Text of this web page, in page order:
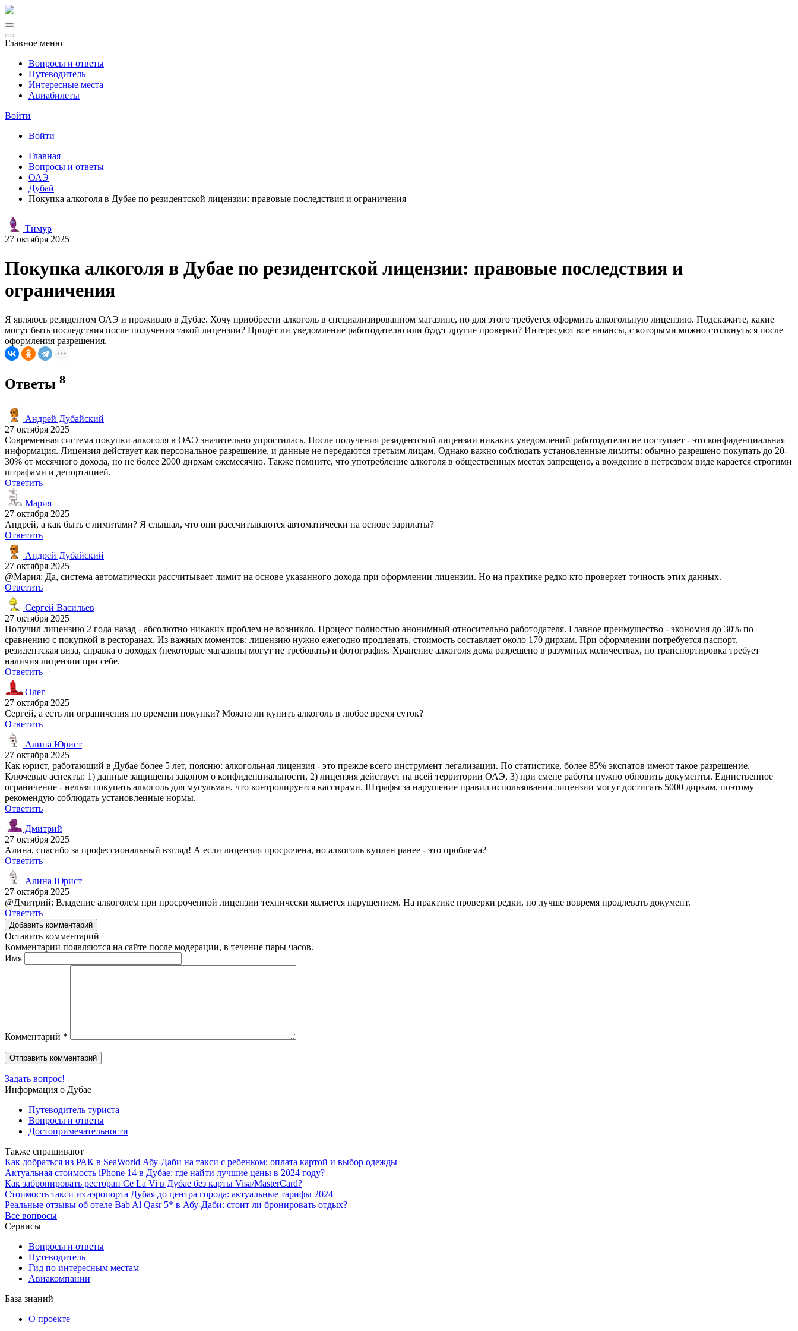
Главное меню
Вопросы и ответы
Путеводитель
Интересные места
Авиабилеты
Войти
Войти
Главная
Вопросы и ответы
ОАЭ
Дубай
Покупка алкоголя в Дубае по резидентской лицензии: правовые последствия и ограничения
Тимур
27 октября 2025
Покупка алкоголя в Дубае по резидентской лицензии: правовые последствия и
ограничения
Я являюсь резидентом ОАЭ и проживаю в Дубае. Хочу приобрести алкоголь в специализированном магазине, но для этого требуется оформить алкогольную лицензию. Подскажите, какие
могут быть последствия после получения такой лицензии? Придёт ли уведомление работодателю или будут другие проверки? Интересуют все нюансы, с которыми можно столкнуться после
оформления разрешения.
Ответы 8
Андрей Дубайский
27 октября 2025
Современная система покупки алкоголя в ОАЭ значительно упростилась. После получения резидентской лицензии никаких уведомлений работодателю не поступает - это конфиденциальная
информация. Лицензия действует как персональное разрешение, и данные не передаются третьим лицам. Однако важно соблюдать установленные лимиты: обычно разрешено покупать до 20-
30% от месячного дохода, но не более 2000 дирхам ежемесячно. Также помните, что употребление алкоголя в общественных местах запрещено, а вождение в нетрезвом виде карается строгими
штрафами и депортацией.
Ответить
Мария
27 октября 2025
Андрей, а как быть с лимитами? Я слышал, что они рассчитываются автоматически на основе зарплаты?
Ответить
Андрей Дубайский
27 октября 2025
@Мария: Да, система автоматически рассчитывает лимит на основе указанного дохода при оформлении лицензии. Но на практике редко кто проверяет точность этих данных.
Ответить
Сергей Васильев
27 октября 2025
Получил лицензию 2 года назад - абсолютно никаких проблем не возникло. Процесс полностью анонимный относительно работодателя. Главное преимущество - экономия до 30% по
сравнению с покупкой в ресторанах. Из важных моментов: лицензию нужно ежегодно продлевать, стоимость составляет около 170 дирхам. При оформлении потребуется паспорт,
резидентская виза, справка о доходах (некоторые магазины могут не требовать) и фотография. Хранение алкоголя дома разрешено в разумных количествах, но транспортировка требует
наличия лицензии при себе.
Ответить
Олег
27 октября 2025
Сергей, а есть ли ограничения по времени покупки? Можно ли купить алкоголь в любое время суток?
Ответить
Алина Юрист
27 октября 2025
Как юрист, работающий в Дубае более 5 лет, поясню: алкогольная лицензия - это прежде всего инструмент легализации. По статистике, более 85% экспатов имеют такое разрешение.
Ключевые аспекты: 1) данные защищены законом о конфиденциальности, 2) лицензия действует на всей территории ОАЭ, 3) при смене работы нужно обновить документы. Единственное
ограничение - нельзя покупать алкоголь для мусульман, что контролируется кассирами. Штрафы за нарушение правил использования лицензии могут достигать 5000 дирхам, поэтому
рекомендую соблюдать установленные нормы.
Ответить
Дмитрий
27 октября 2025
Алина, спасибо за профессиональный взгляд! А если лицензия просрочена, но алкоголь куплен ранее - это проблема?
Ответить
Алина Юрист
27 октября 2025
@Дмитрий: Владение алкоголем при просроченной лицензии технически является нарушением. На практике проверки редки, но лучше вовремя продлевать документ.
Ответить
Добавить комментарий
Оставить комментарий
Комментарии появляются на сайте после модерации, в течение пары часов.
Имя
Комментарий *
Задать вопрос!
Информация о Дубае
Путеводитель туриста
Вопросы и ответы
Достопримечательности
Также спрашивают
Как добраться из РАК в SeaWorld Абу-Даби на такси с ребенком: оплата картой и выбор одежды
Актуальная стоимость iPhone 14 в Дубае: где найти лучшие цены в 2024 году?
Как забронировать ресторан Ce La Vi в Дубае без карты Visa/MasterCard?
Стоимость такси из аэропорта Дубая до центра города: актуальные тарифы 2024
Реальные отзывы об отеле Bab Al Qasr 5* в Абу-Даби: стоит ли бронировать отдых?
Все вопросы
Сервисы
Вопросы и ответы
Путеводитель
Гид по интересным местам
Авиакомпании
База знаний
О проекте